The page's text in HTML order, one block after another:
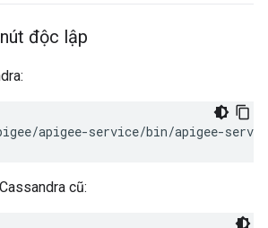
độc lập
apigee-service/bin/apigee-
cũ: